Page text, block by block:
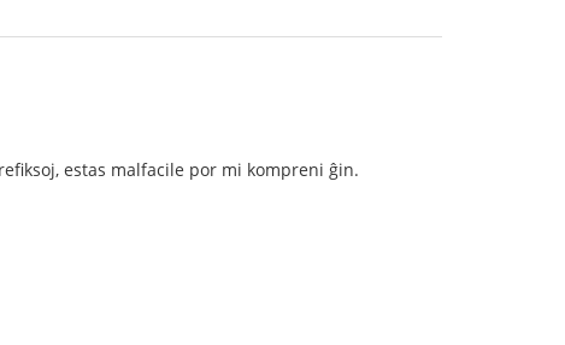
estas malfacile por mi kompreni ĝin.